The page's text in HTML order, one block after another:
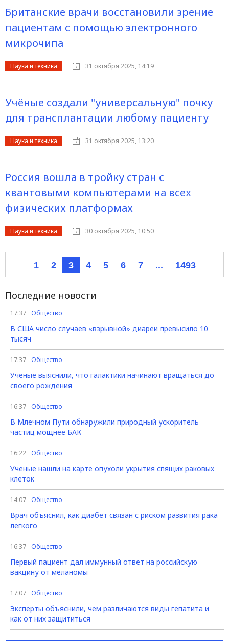
Британские врачи восстановили зрение
пациентам с помощью электронного
микрочипа
Наука и техника 31 октября 2025, 14:19
Учёные создали "универсальную" почку
для трансплантации любому пациенту
Наука и техника 31 октября 2025, 13:20
Россия вошла в тройку стран с
квантовыми компьютерами на всех
физических платформах
Наука и техника 30 октября 2025, 10:50
1 2 3 4 5 6 7 ... 1493
Последние новости
17:37 Общество
В США число случаев «взрывной» диареи превысило 10
тысяч
17:37 Общество
Ученые выяснили, что галактики начинают вращаться до
своего рождения
16:37 Общество
В Млечном Пути обнаружили природный ускоритель
частиц мощнее БАК
16:22 Общество
Ученые нашли на карте опухоли укрытия спящих раковых
клеток
14:07 Общество
Врач объяснил, как диабет связан с риском развития рака
легкого
16:37 Общество
Первый пациент дал иммунный ответ на российскую
вакцину от меланомы
17:07 Общество
Эксперты объяснили, чем различаются виды гепатита и
как от них защититься